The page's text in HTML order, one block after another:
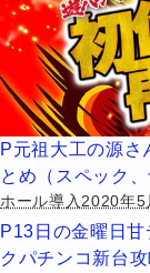
P元祖大工の源さ
とめ（スペック
ホール導入2020年5
P13日の金曜日
クパチンコ新台